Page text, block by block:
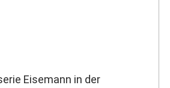
Eisemann in der